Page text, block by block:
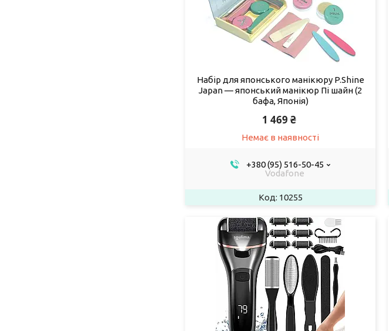
Набір для японського манікюру P.Shine
Japan — японський манікюр Пі шайн (2
бафа, Японія)
1 469 ₴
Немає в наявності
+380 (95) 516-50-45
Vodafone
10255